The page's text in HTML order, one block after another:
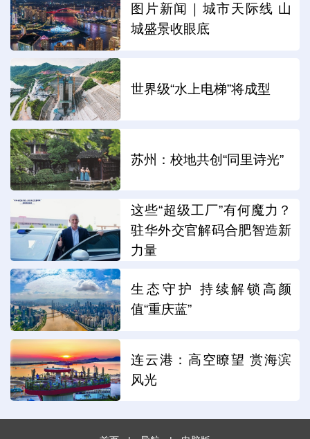
图片新闻｜城市天际线 山
城盛景收眼底
世界级“水上电梯”将成型
苏州：校地共创“同里诗光”
这些“超级工厂”有何魔力？
驻华外交官解码合肥智造新
力量
生态守护 持续解锁高颜
值“重庆蓝”
连云港：高空瞭望 赏海滨
风光